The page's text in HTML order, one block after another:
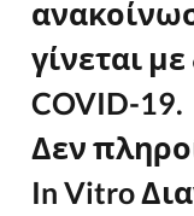
γίνεται
COVID-19.
Δεν
In Vitro